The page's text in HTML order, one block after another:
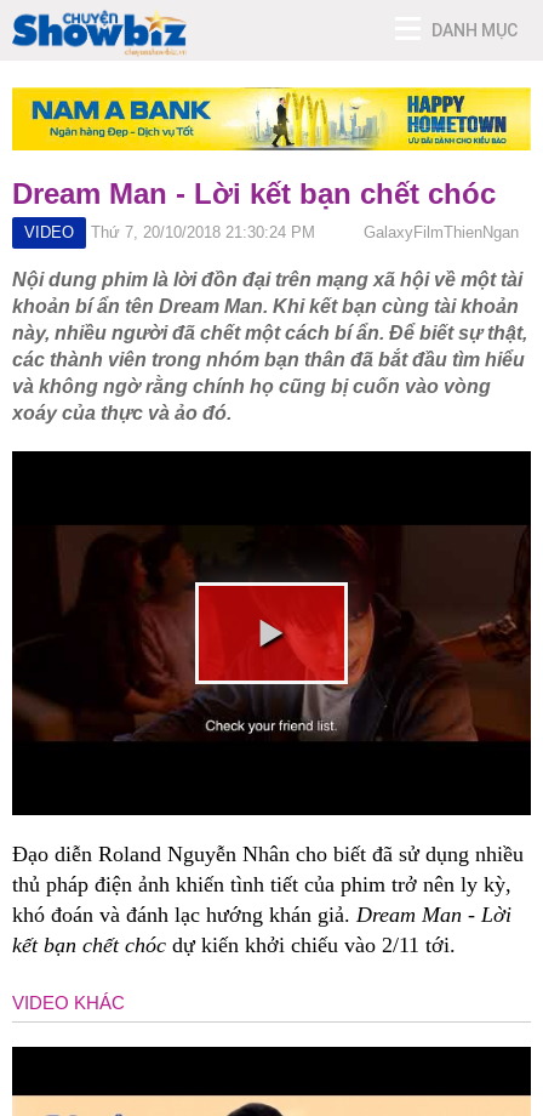
DANH MỤC
Dream Man - Lời kết bạn chết chóc
VIDEO Thứ 7, 20/10/2018 21:30:24 PM GalaxyFilmThienNgan
Nội dung phim là lời đồn đại trên mạng xã hội về một tài
khoản bí ẩn tên Dream Man. Khi kết bạn cùng tài khoản
này, nhiều người đã chết một cách bí ẩn. Để biết sự thật,
các thành viên trong nhóm bạn thân đã bắt đầu tìm hiểu
và không ngờ rằng chính họ cũng bị cuốn vào vòng
xoáy của thực và ảo đó.
Đạo diễn Roland Nguyễn Nhân cho biết đã sử dụng nhiều
thủ pháp điện ảnh khiến tình tiết của phim trở nên ly kỳ,
khó đoán và đánh lạc hướng khán giả. Dream Man - Lời
kết bạn chết chóc dự kiến khởi chiếu vào 2/11 tới.
VIDEO KHÁC